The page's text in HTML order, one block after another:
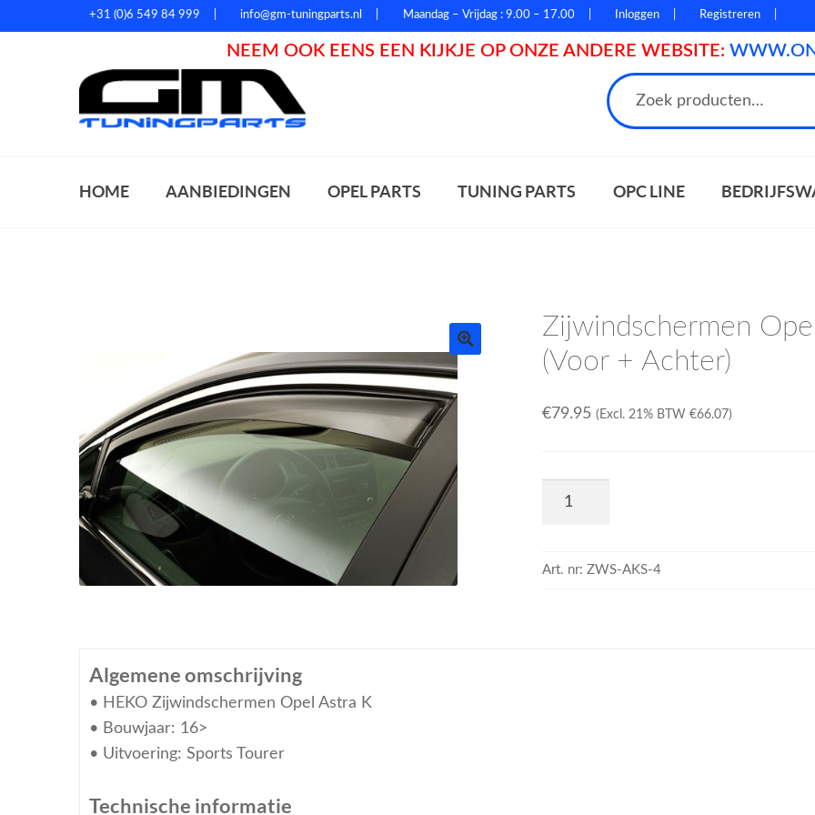
+31 (0)6 549 84 999 info@gm-tuningparts.nl Maandag – Vrijdag : 9.00 – 17.00 Inloggen Registreren
NEEM OOK EENS EEN KIJKJE OP ONZE ANDERE WEBSITE:
HOME AANBIEDINGEN OPEL PARTS TUNING PARTS OPC LINE
Zijwindschermen
(Voor + Achter)
€79.95 (Excl. 21% BTW €66.07)
Art. nr: ZWS-AKS-4
Algemene omschrijving
• HEKO Zijwindschermen Opel Astra K
• Bouwjaar: 16>
• Uitvoering: Sports Tourer
Technische informatie